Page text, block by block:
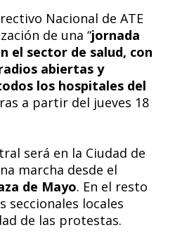
Nacional de ATE
de una “jornada
el sector de salud, con
abiertas y
los hospitales del
a partir del jueves 18
será en la Ciudad de
marcha desde el
de Mayo. En el resto
seccionales locales
de las protestas.